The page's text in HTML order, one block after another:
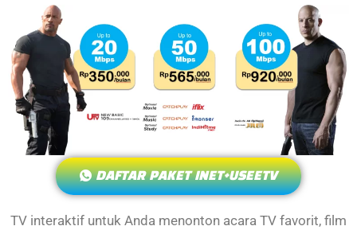
DAFTAR PAKET INET+USEETV
TV interaktif untuk Anda menonton acara TV favorit, film